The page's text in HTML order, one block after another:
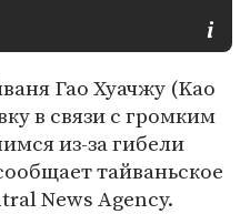
Гао Хуачжу (Kao
в связи с громким
из-за гибели
тайваньское
News Agency.